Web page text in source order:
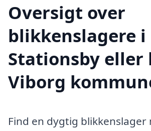
Oversigt over
blikkenslagere i
Stationsby eller
Viborg
Find en dygtig blikkenslager